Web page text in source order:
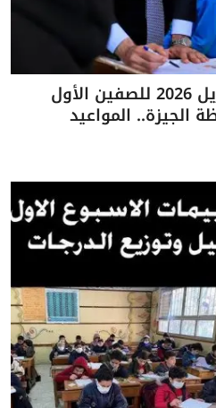
جدول امتحانات شهر أبريل 2026 للصفين الأول
الجيزة.. المواعيد